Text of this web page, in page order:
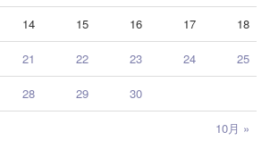
10月 »
14 15 16 17 18
21 22 23 24 25
28 29 30